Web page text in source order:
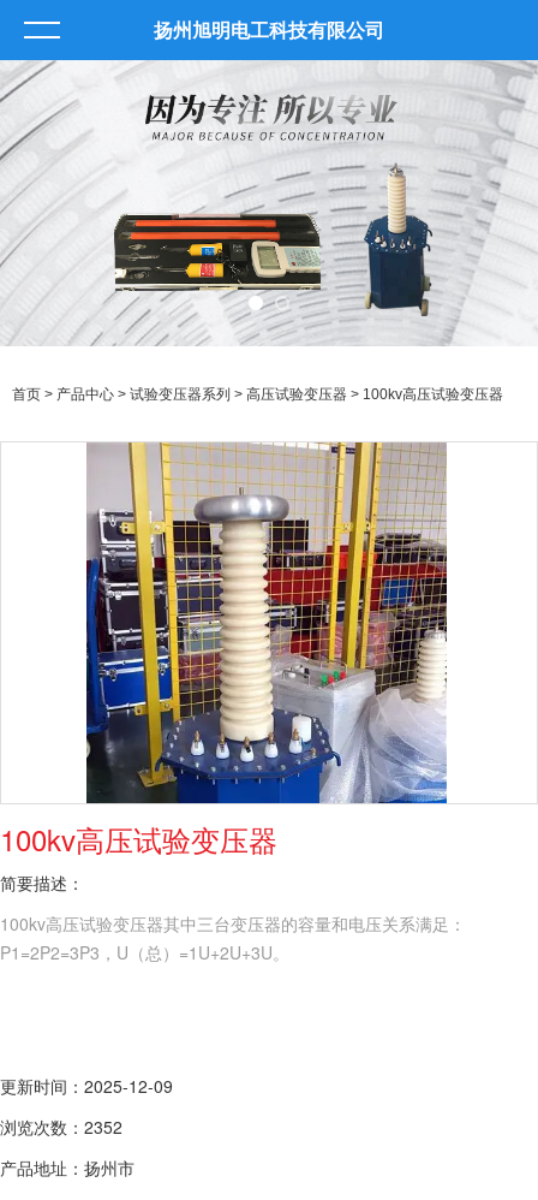
扬州旭明电工科技有限公司
首页 > 产品中心 > 试验变压器系列 > 高压试验变压器 > 100kv高压试验变压器
100kv高压试验变压器
简要描述：
100kv高压试验变压器其中三台变压器的容量和电压关系满足：
P1=2P2=3P3，U（总）=1U+2U+3U。
更新时间：2025-12-09
浏览次数：2352
产品地址：扬州市